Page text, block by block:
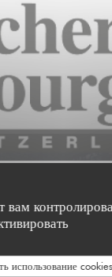
вам
использование cookies